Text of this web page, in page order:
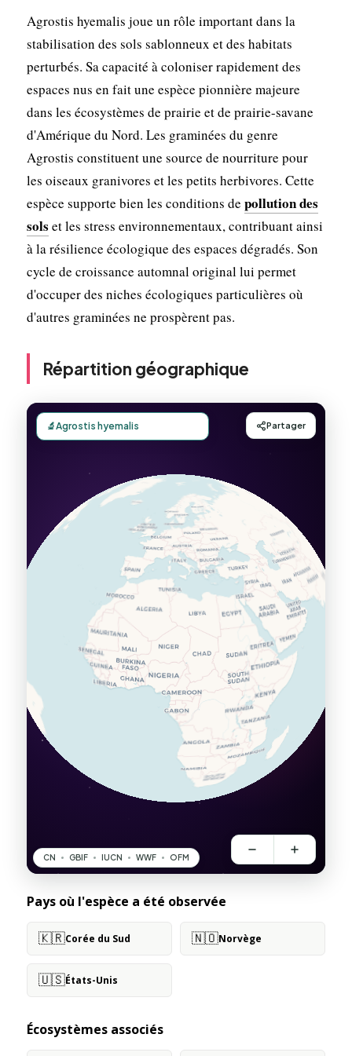
Agrostis hyemalis joue un rôle important dans la
stabilisation des sols sablonneux et des habitats
perturbés. Sa capacité à coloniser rapidement des
espaces nus en fait une espèce pionnière majeure
dans les écosystèmes de prairie et de prairie-savane
d'Amérique du Nord. Les graminées du genre
Agrostis constituent une source de nourriture pour
les oiseaux granivores et les petits herbivores. Cette
espèce supporte bien les conditions de pollution des
sols et les stress environnementaux, contribuant ainsi
à la résilience écologique des espaces dégradés. Son
cycle de croissance automnal original lui permet
d'occuper des niches écologiques particulières où
d'autres graminées ne prospèrent pas.
Répartition géographique
Pays où l'espèce a été observée
🇰🇷Corée du Sud 🇳🇴Norvège
🇺🇸États-Unis
Écosystèmes associés